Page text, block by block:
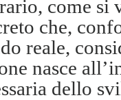
come si
che,
reale,
nasce
dello